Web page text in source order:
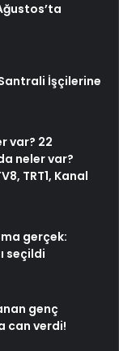
İşçilerine
var? 22
neler var?
TRT1, Kanal
gerçek:
seçildi
genç
can verdi!